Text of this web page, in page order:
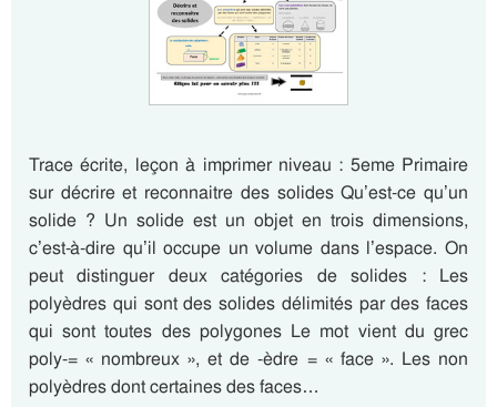
Trace écrite, leçon à imprimer niveau : 5eme Primaire
sur décrire et reconnaitre des solides Qu’est-ce qu’un
solide ? Un solide est un objet en trois dimensions,
c’est-à-dire qu’il occupe un volume dans l’espace. On
peut distinguer deux catégories de solides : Les
polyèdres qui sont des solides délimités par des faces
qui sont toutes des polygones Le mot vient du grec
poly-= « nombreux », et de -èdre = « face ». Les non
polyèdres dont certaines des faces…